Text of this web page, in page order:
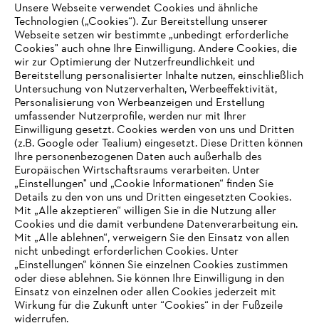
Zahlungsmöglichkeiten
Unternehmen
Online Shop
Service
IHR BROWSER WIRD NICHT
UNTERSTÜTZT
Unsere Webseite verwendet Cookies und ähnliche
Technologien („Cookies“). Zur Bereitstellung unserer
Webseite setzen wir bestimmte „unbedingt erforderliche
Cookies" auch ohne Ihre Einwilligung. Andere Cookies, die
wir zur Optimierung der Nutzerfreundlichkeit und
Bereitstellung personalisierter Inhalte nutzen, einschließlich
Untersuchung von Nutzerverhalten, Werbeeffektivität,
Personalisierung von Werbeanzeigen und Erstellung
umfassender Nutzerprofile, werden nur mit Ihrer
Einwilligung gesetzt. Cookies werden von uns und Dritten
(z.B. Google oder Tealium) eingesetzt. Diese Dritten können
Ihre personenbezogenen Daten auch außerhalb des
Europäischen Wirtschaftsraums verarbeiten. Unter
„Einstellungen" und „Cookie Informationen“ finden Sie
Details zu den von uns und Dritten eingesetzten Cookies.
Mit „Alle akzeptieren“ willigen Sie in die Nutzung aller
Cookies und die damit verbundene Datenverarbeitung ein.
Mit „Alle ablehnen“, verweigern Sie den Einsatz von allen
nicht unbedingt erforderlichen Cookies. Unter
„Einstellungen“ können Sie einzelnen Cookies zustimmen
oder diese ablehnen. Sie können Ihre Einwilligung in den
Einsatz von einzelnen oder allen Cookies jederzeit mit
Wirkung für die Zukunft unter “Cookies“ in der Fußzeile
widerrufen.